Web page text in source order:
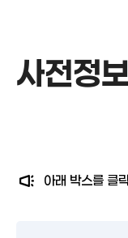
사전정
아래 박스를 클